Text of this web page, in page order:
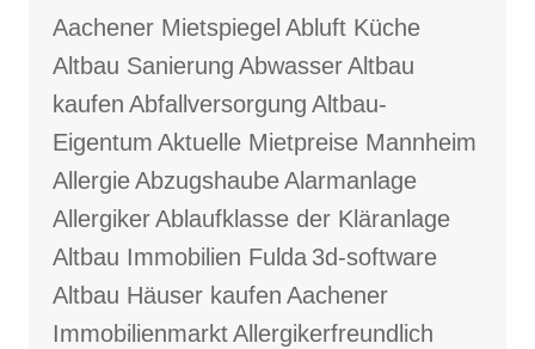
Aachener Mietspiegel Abluft Küche
Altbau Sanierung AbwasserAltbau
kaufen Abfallversorgung Altbau-
Eigentum Aktuelle Mietpreise Mannheim
AllergieAbzugshaubeAlarmanlage
AllergikerAblaufklasse der Kläranlage
Altbau Immobilien Fulda 3d-software
Altbau Häuser kaufen Aachener
ImmobilienmarktAllergikerfreundlich